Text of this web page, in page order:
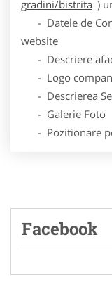
gradini/bistrita )
- Datele de
website
- Descriere
- Logo
- Descrierea
- Galerie Foto
- Pozitionare
Facebook